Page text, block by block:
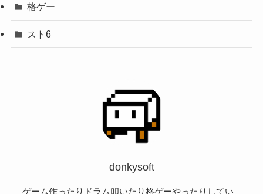
格ゲー
スト6
donkysoft
ゲーム作ったりドラム叩いたり格ゲーやったりしてい